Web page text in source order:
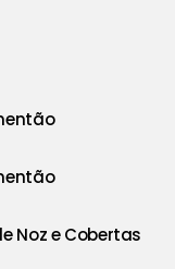
Noz e Cobertas